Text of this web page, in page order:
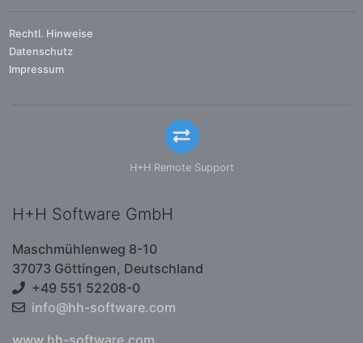
Rechtl. Hinweise
Datenschutz
Impressum
H+H Remote Support
H+H Software GmbH
Maschmühlenweg 8-10
37073 Göttingen, Deutschland
+49 551 52208-0
info@hh-software.com